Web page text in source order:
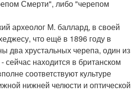
Смерти", либо "черепом
археолог М. баллард, в своей
что ещё в 1896 году в
два хрустальных черепа, один из
находится в британском
соответствуют культуре
нижней челюсти и оптической